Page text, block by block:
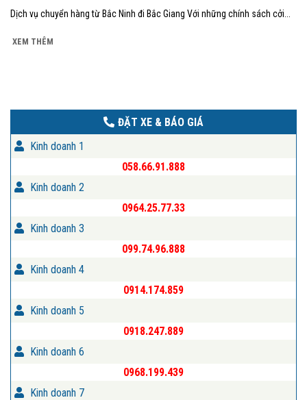
Dịch vụ chuyển hàng từ Bắc Ninh đi Bắc Giang Với những chính sách cởi...
XEM THÊM
ĐẶT XE & BÁO GIÁ
Kinh doanh 1
058.66.91.888
Kinh doanh 2
0964.25.77.33
Kinh doanh 3
099.74.96.888
Kinh doanh 4
0914.174.859
Kinh doanh 5
0918.247.889
Kinh doanh 6
0968.199.439
Kinh doanh 7